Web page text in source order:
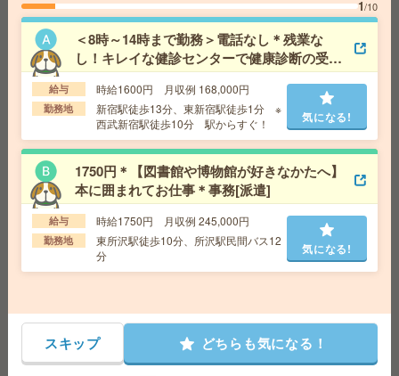
＜＜急募＞＞即日スタート！大手グループ×健保組合！事
務サポート/1900円[派遣]
給 与
時給1900円 ＜月収モデル＞時給1900円×実
働7h×21日＝279,300円＋交通費
交通費 全額支給
勤務地 神田駅徒歩5分、新御茶ノ水駅徒歩2分 ※小川
町駅、淡路町駅からも 徒歩2分程度
気になる!
【40.50代活躍！】週4日×時間選べる！未経験OK＊問い
合わせ受付[派遣]
給 与 時給1500円 月収例 168,000円
全額支給
勤務地 所沢駅徒歩1分 ※▽駅出てスグ！大きくてキ
気になる!
【オープニング募集】おばあちゃんのお散歩付き添いも
仕事の1つ[派遣]
1/10
＜8時～14時まで勤務＞電話なし＊残業な
し！キレイな健診センターで健康診断の受付
[派遣]
給与 時給1600円 月収例 168,000円
勤務地
新宿駅徒歩13分、東新宿駅徒歩1分 ※
西武新宿駅徒歩10分 駅からすぐ！
気になる!
1750円＊【図書館や博物館が好きなかたへ】
本に囲まれてお仕事＊事務[派遣]
給与 時給1750円 月収例 245,000円
勤務地
東所沢駅徒歩10分、所沢駅民間バス12
分
気になる!
スキップ どちらも気になる！